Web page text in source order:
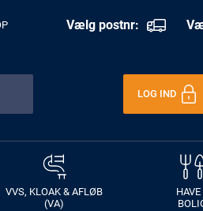
Vælg postnr:
LOG IND
VVS, KLOAK & AFLØB
(VA)
HAVE